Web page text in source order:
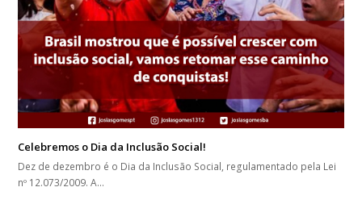
Celebremos o Dia da Inclusão Social!
Dez de dezembro é o Dia da Inclusão Social, regulamentado pela Lei
nº 12.073/2009. A…